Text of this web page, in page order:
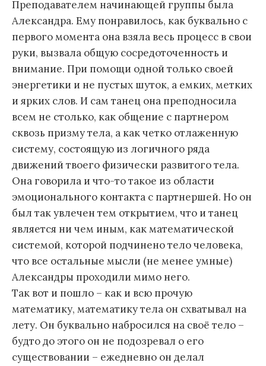
Преподавателем начинающей группы была
Александра. Ему понравилось, как буквально с
первого момента она взяла весь процесс в свои
руки, вызвала общую сосредоточенность и
внимание. При помощи одной только своей
энергетики и не пустых шуток, а емких, метких
и ярких слов. И сам танец она преподносила
всем не столько, как общение с партнером
сквозь призму тела, а как четко отлаженную
систему, состоящую из логичного ряда
движений твоего физически развитого тела.
Она говорила и что-то такое из области
эмоционального контакта с партнершей. Но он
был так увлечен тем открытием, что и танец
является ни чем иным, как математической
системой, которой подчинено тело человека,
что все остальные мысли (не менее умные)
Александры проходили мимо него.
Так вот и пошло – как и всю прочую
математику, математику тела он схватывал на
лету. Он буквально набросился на своё тело –
будто до этого он не подозревал о его
существовании – ежедневно он делал